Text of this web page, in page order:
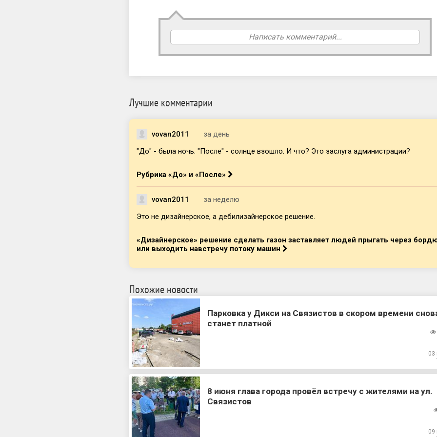
Написать комментарий...
Лучшие комментарии
vovan2011
за день
"До" - была ночь. "После" - солнце взошло. И что? Это заслуга администрации?
Рубрика «До» и «После»
vovan2011
за неделю
Это не дизайнерское, а дебилизайнерское решение.
«Дизайнерское» решение сделать газон заставляет людей прыгать через
или выходить навстречу потоку машин
Похожие новости
Парковка у Дикси на Связистов в скором времени
станет платной
03
8 июня глава города провёл встречу с жителями на ул.
Связистов
09